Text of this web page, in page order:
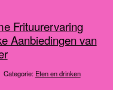
Frituurervaring
Aanbiedingen van
Categorie: Eten en drinken